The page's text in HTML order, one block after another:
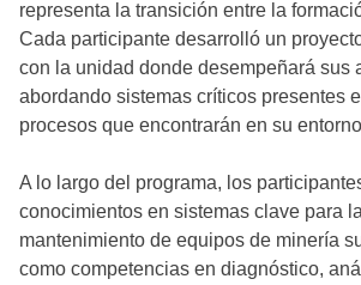
representa la transición entre la
Cada participante desarrolló un
con la unidad donde desempeñará sus
abordando sistemas críticos presentes
procesos que encontrarán en su
A lo largo del programa, los
conocimientos en sistemas clave para
mantenimiento de equipos de minería
como competencias en diagnóstico,